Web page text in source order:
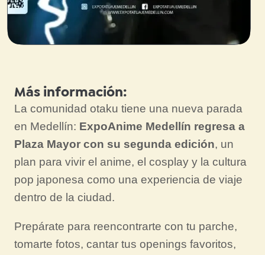
Más información:
La comunidad otaku tiene una nueva parada
en Medellín: ExpoAnime Medellín regresa a
Plaza Mayor con su segunda edición, un
plan para vivir el anime, el cosplay y la cultura
pop japonesa como una experiencia de viaje
dentro de la ciudad.
Prepárate para reencontrarte con tu parche,
tomarte fotos, cantar tus openings favoritos,